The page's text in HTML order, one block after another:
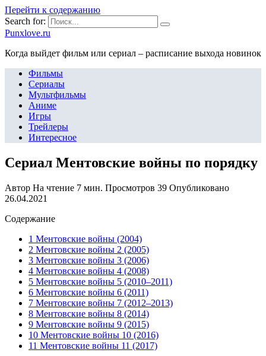
Перейти к содержанию
Search for:
Punxlove.ru
Когда выйдет фильм или сериал – расписание выхода новинок
Фильмы
Сериалы
Мультфильмы
Аниме
Игры
Трейлеры
Интересное
Сериал Ментовские войны по порядку
Автор На чтение 7 мин. Просмотров 39 Опубликовано
26.04.2021
Содержание
1 Ментовские войны (2004)
2 Ментовские войны 2 (2005)
3 Ментовские войны 3 (2006)
4 Ментовские войны 4 (2008)
5 Ментовские войны 5 (2010–2011)
6 Ментовские войны 6 (2011)
7 Ментовские войны 7 (2012–2013)
8 Ментовские войны 8 (2014)
9 Ментовские войны 9 (2015)
10 Ментовские войны 10 (2016)
11 Ментовские войны 11 (2017)